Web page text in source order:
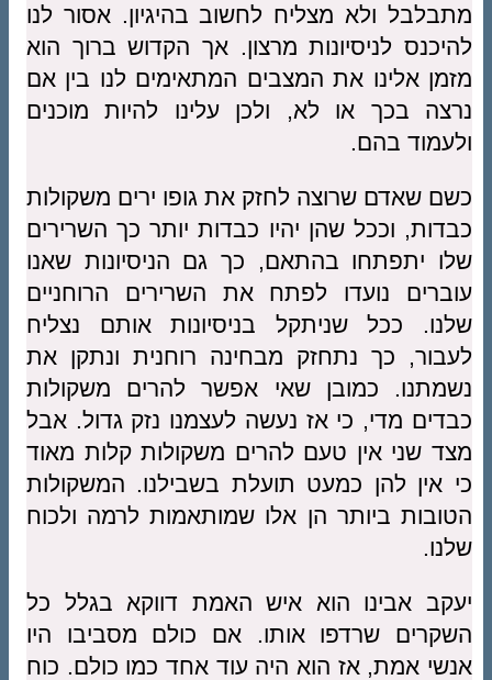
מתבלבל ולא מצליח לחשוב בהיגיון. אסור לנו
להיכנס לניסיונות מרצון. אך הקדוש ברוך הוא
מזמן אלינו את המצבים המתאימים לנו בין אם
נרצה בכך או לא, ולכן עלינו להיות מוכנים
ולעמוד בהם.
כשם שאדם שרוצה לחזק את גופו ירים משקולות
כבדות, וככל שהן יהיו כבדות יותר כך השרירים
שלו יתפתחו בהתאם, כך גם הניסיונות שאנו
עוברים נועדו לפתח את השרירים הרוחניים
שלנו. ככל שניתקל בניסיונות אותם נצליח
לעבור, כך נתחזק מבחינה רוחנית ונתקן את
נשמתנו. כמובן שאי אפשר להרים משקולות
כבדים מדי, כי אז נעשה לעצמנו נזק גדול. אבל
מצד שני אין טעם להרים משקולות קלות מאוד
כי אין להן כמעט תועלת בשבילנו. המשקולות
הטובות ביותר הן אלו שמותאמות לרמה ולכוח
שלנו.
יעקב אבינו הוא איש האמת דווקא בגלל כל
השקרים שרדפו אותו. אם כולם מסביבו היו
אנשי אמת, אז הוא היה עוד אחד כמו כולם. כוח